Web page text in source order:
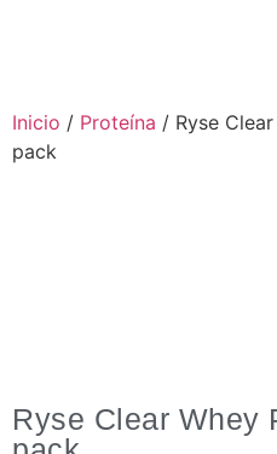
Inicio / Proteína / Ryse
pack
Ryse Clear Whey